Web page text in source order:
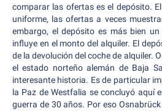
comparar las ofertas es el depósito.
uniforme, las ofertas a veces
embargo, el depósito es más bien
influye en el monto del alquiler. El
de la devolución del coche de alquiler.
el estado norteño alemán de Baja
interesante historia. Es de particular
la Paz de Westfalia se concluyó aquí
guerra de 30 años. Por eso